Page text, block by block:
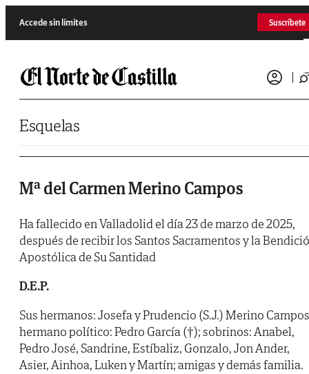
Accede sin límites Suscríbete
Esquelas
Mª del Carmen Merino Campos
Ha fallecido en Valladolid el día 23 de marzo de 2025,
después de recibir los Santos Sacramentos y la
Apostólica de Su Santidad
D.E.P.
Sus hermanos: Josefa y Prudencio (S.J.) Merino
hermano político: Pedro García (†); sobrinos: Anabel,
Pedro José, Sandrine, Estíbaliz, Gonzalo, Jon Ander,
Asier, Ainhoa, Luken y Martín; amigas y demás familia.